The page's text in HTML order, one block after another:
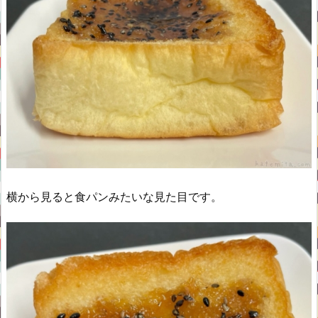
横から見ると食パンみたいな見た目です。